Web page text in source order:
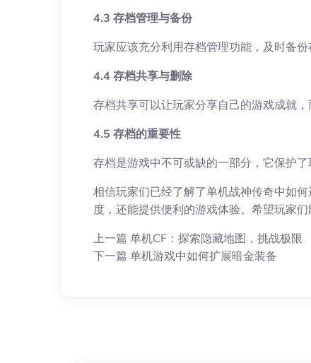
4.3 存档管理与备份
玩家应该充分利用存档管理功能，及时备份
4.4 存档共享与删除
存档共享可以让玩家分享自己的游戏成就
4.5 存档的重要性
存档是游戏中不可或缺的一部分，它保护
相信玩家们已经了解了单机战神传奇中如
度，还能提供便利的游戏体验。希望玩家
上一篇 单机CF：探索隐藏地图，挑战极限
下一篇 单机游戏中如何扩展暗金装备